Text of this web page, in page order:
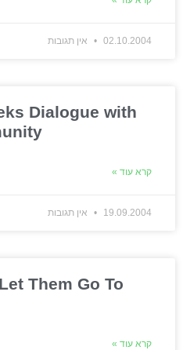
02.10.2004 אין תגובות
Dialogue with
קרא עוד »
19.09.2004 אין תגובות
Them Go To
קרא עוד »